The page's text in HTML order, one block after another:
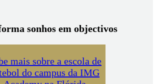
sonhos em objectivos
mais sobre a escola de
do campus da IMG